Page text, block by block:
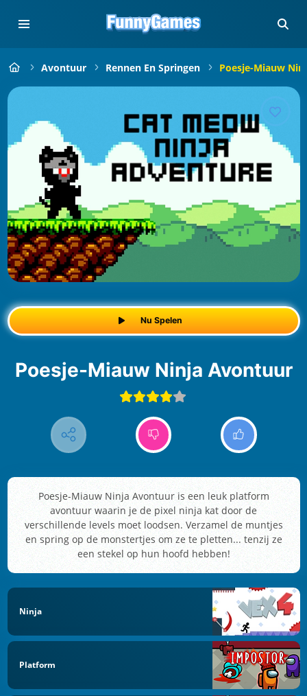
Avontuur Rennen En Springen Poesje-Miauw
Nu Spelen
Poesje-Miauw Ninja Avontuur
Poesje-Miauw Ninja Avontuur is een leuk platform
avontuur waarin je de pixel ninja kat door de
verschillende levels moet loodsen. Verzamel de muntjes
en spring op de monstertjes om ze te pletten... tenzij ze
een stekel op hun hoofd hebben!
Ninja
Platform